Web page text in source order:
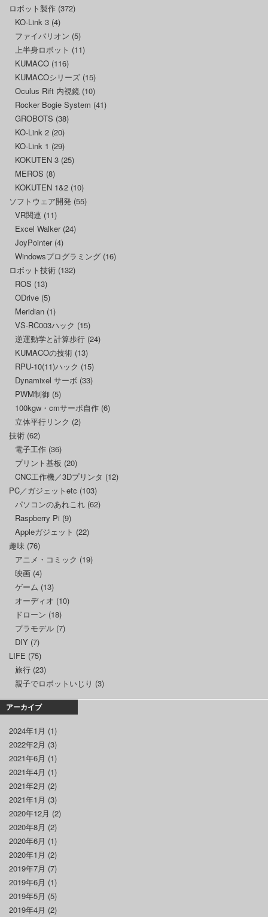
ロボット製作 (372)
KO-Link 3 (4)
ファイバリオン (5)
上半身ロボット (11)
KUMACO (116)
KUMACOシリーズ (15)
Oculus Rift 内視鏡 (10)
Rocker Bogie System (41)
GROBOTS (38)
KO-Link 2 (20)
KO-Link 1 (29)
KOKUTEN 3 (25)
MEROS (8)
KOKUTEN 1&2 (10)
ソフトウェア開発 (55)
VR関連 (11)
Excel Walker(24)
JoyPointer(4)
Windowsプログラミング (16)
ロボット技術 (132)
ROS (13)
ODrive (5)
Meridian (1)
VS-RC003ハック (15)
逆運動学と計算歩行 (24)
KUMACOの技術 (13)
RPU-10(11)ハック (15)
Dynamixel サーボ (33)
PWM制御 (5)
100kgw・cmサーボ自作 (6)
立体平行リンク (2)
技術 (62)
電子工作 (36)
プリント基板 (20)
CNC工作機／3Dプリンタ (12)
PC／ガジェットetc (103)
パソコンのあれこれ (62)
Raspberry Pi (9)
Appleガジェット (22)
趣味 (76)
アニメ・コミック (19)
映画 (4)
ゲーム (13)
オーディオ (10)
ドローン (18)
プラモデル (7)
DIY (7)
LIFE (75)
旅行 (23)
親子でロボットいじり (3)
アーカイブ
2024年1月 (1)
2022年2月 (3)
2021年6月 (1)
2021年4月 (1)
2021年2月 (2)
2021年1月 (3)
2020年12月 (2)
2020年8月 (2)
2020年6月 (1)
2020年1月 (2)
2019年7月 (7)
2019年6月 (1)
2019年5月 (5)
2019年4月 (2)